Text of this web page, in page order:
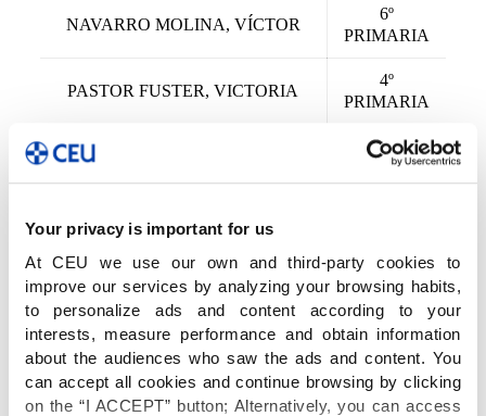
Your privacy is important for us
At CEU we use our own and third-party cookies to
improve our services by analyzing your browsing habits,
to personalize ads and content according to your
interests, measure performance and obtain information
about the audiences who saw the ads and content. You
can accept all cookies and continue browsing by clicking
on the “I ACCEPT” button; Alternatively, you can access
NAVARRO MOLINA, VÍCTOR
6º
PRIMARIA
PASTOR FUSTER, VICTORIA
4º
PRIMARIA
PUJOL LLORET, JIMENA
3º
PRIMARIA
REQUENA GONZÁLEZ, ÁLVARO
RIVERO QUINTANA, CARLA
4º
PRIMARIA
Además, losdos primeros premios de su
categoríatambién fueron otorgados a dos de
nuestras alumnas de 4º de Educación Primaria: